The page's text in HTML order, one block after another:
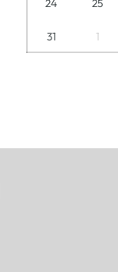
24 25
31 1